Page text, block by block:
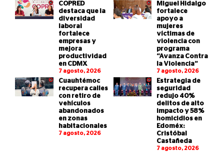
COPRED
destaca que la
diversidad
laboral
fortalece
empresas y
mejora
productividad
en CDMX
7 agosto, 2026
Miguel Hidalgo
fortalece
apoyo a
mujeres
víctimas de
violencia con
programa
“Avanza Contra
la Violencia”
7 agosto, 2026
Cuauhtémoc
recupera calles
con retiro de
vehículos
abandonados
en zonas
habitacionales
7 agosto, 2026
Estrategia de
seguridad
redujo 40%
delitos de alto
impacto y 58%
homicidios en
Edoméx:
Cristóbal
Castañeda
7 agosto, 2026